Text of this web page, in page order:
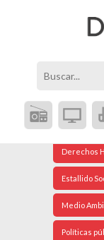
Derechos
Estallido
Medio
Políticas